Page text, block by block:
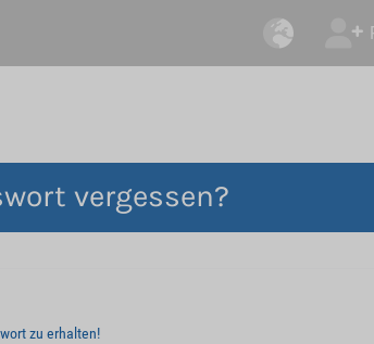
vergessen?
zu erhalten!